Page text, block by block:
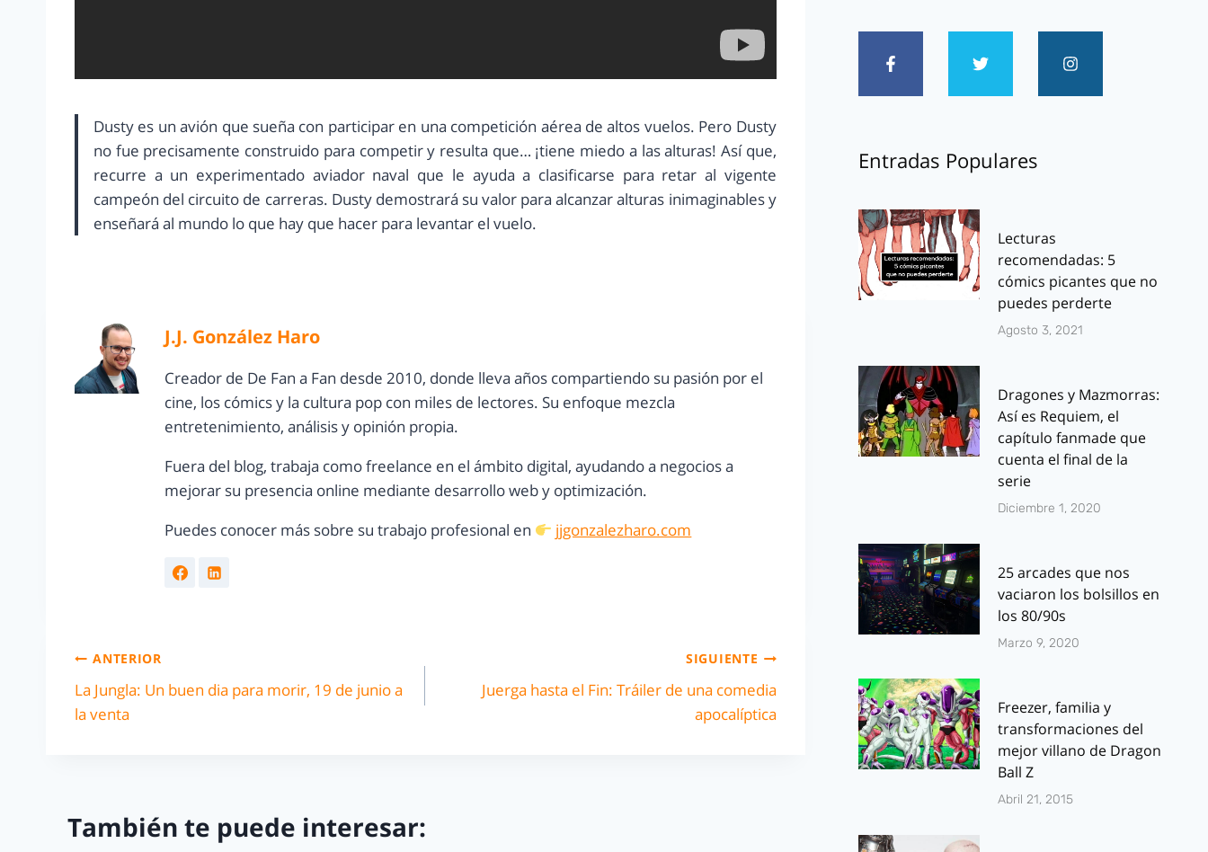
Dusty es un avión que sueña con participar en una competición aérea de altos vuelos. Pero Dusty
no fue precisamente construido para competir y resulta que… ¡tiene miedo a las alturas! Así que,
recurre a un experimentado aviador naval que le ayuda a clasificarse para retar al vigente
campeón del circuito de carreras. Dusty demostrará su valor para alcanzar alturas inimaginables y
enseñará al mundo lo que hay que hacer para levantar el vuelo.
J.J. González Haro
Creador de De Fan a Fan desde 2010, donde lleva años compartiendo su pasión por el
cine, los cómics y la cultura pop con miles de lectores. Su enfoque mezcla
entretenimiento, análisis y opinión propia.
Fuera del blog, trabaja como freelance en el ámbito digital, ayudando a negocios a
mejorar su presencia online mediante desarrollo web y optimización.
Puedes conocer más sobre su trabajo profesional en
jjgonzalezharo.com
ANTERIOR
La Jungla: Un buen dia para morir, 19 de junio a
la venta
SIGUIENTE
Juerga hasta el Fin: Tráiler de una comedia
apocalíptica
También te puede interesar:
Entradas Populares
Lecturas
recomendadas: 5
cómics picantes que no
puedes perderte
Agosto 3, 2021
Dragones y Mazmorras:
Así es Requiem, el
capítulo fanmade que
cuenta el final de la
serie
Diciembre 1, 2020
25 arcades que nos
vaciaron los bolsillos en
los 80/90s
Marzo 9, 2020
Freezer, familia y
transformaciones del
mejor villano de Dragon
Ball Z
Abril 21, 2015